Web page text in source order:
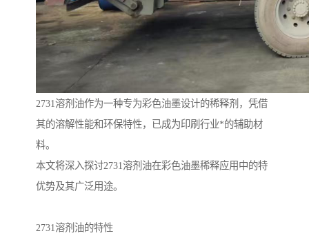
2731溶剂油作为一种专为彩色油墨设计的稀释剂，凭借
其的溶解性能和环保特性，已成为印刷行业*的辅助材
料。
本文将深入探讨2731溶剂油在彩色油墨稀释应用中的特
优势及其广泛用途。
2731溶剂油的特性